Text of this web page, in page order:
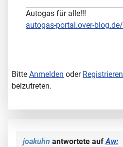
Autogas für alle!!!
autogas-portal.over-blog.de/
Bitte Anmelden oder Registrieren
beizutreten.
joakuhn antwortete aufAw: